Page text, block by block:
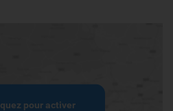
pour activer